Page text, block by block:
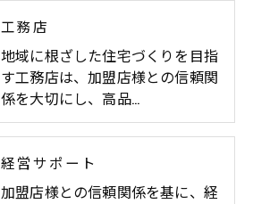
工務店
地域に根ざした住宅づくりを目指
す工務店は、加盟店様との信頼関
係を大切にし、高品…
経営サポート
加盟店様との信頼関係を基に、経